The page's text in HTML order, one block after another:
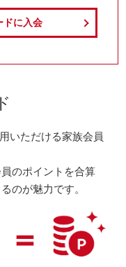
ドに入会
いただける家族会員
のポイントを合算
のが魅力です。